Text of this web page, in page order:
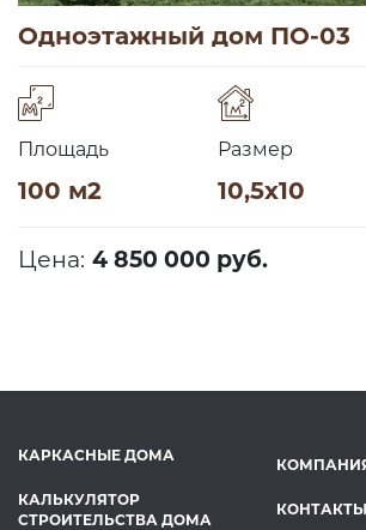
Одноэтажный дом ПО-03
Площадь
100 м2
Размер
10,5х10
Цена: 4 850 000 руб.
КАРКАСНЫЕ ДОМА
КАЛЬКУЛЯТОР
СТРОИТЕЛЬСТВА ДОМА
КОНТАКТЫ